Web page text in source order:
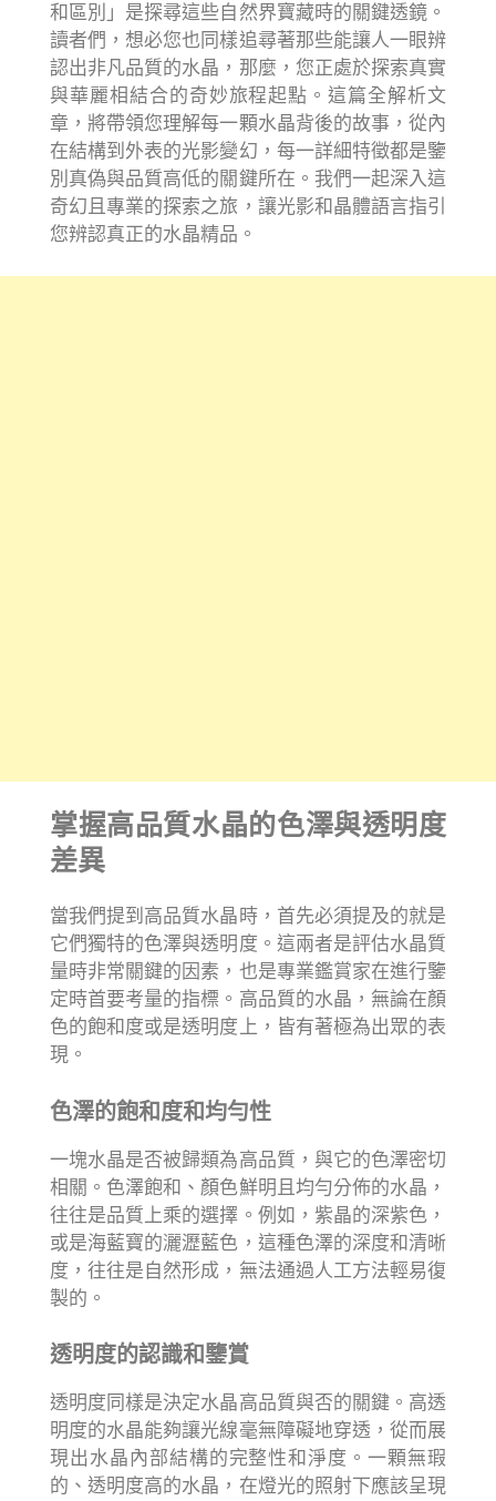
和區別」是探尋這些自然界寶藏時的關鍵透鏡。
讀者們，想必您也同樣追尋著那些能讓人一眼辨
認出非凡品質的水晶，那麼，您正處於探索真實
與華麗相結合的奇妙旅程起點。這篇全解析文
章，將帶領您理解每一顆水晶背後的故事，從內
在結構到外表的光影變幻，每一詳細特徵都是鑒
別真偽與品質高低的關鍵所在。我們一起深入這
奇幻且專業的探索之旅，讓光影和晶體語言指引
您辨認真正的水晶精品。
掌握高品質水晶的色澤與透明度
差異
當我們提到高品質水晶時，首先必須提及的就是
它們獨特的色澤與透明度。這兩者是評估水晶質
量時非常關鍵的因素，也是專業鑑賞家在進行鑒
定時首要考量的指標。高品質的水晶，無論在顏
色的飽和度或是透明度上，皆有著極為出眾的表
現。
色澤的飽和度和均勻性
一塊水晶是否被歸類為高品質，與它的色澤密切
相關。色澤飽和、顏色鮮明且均勻分佈的水晶，
往往是品質上乘的選擇。例如，紫晶的深紫色，
或是海藍寶的灑瀝藍色，這種色澤的深度和清晰
度，往往是自然形成，無法通過人工方法輕易復
製的。
透明度的認識和鑒賞
透明度同樣是決定水晶高品質與否的關鍵。高透
明度的水晶能夠讓光線毫無障礙地穿透，從而展
現出水晶內部結構的完整性和淨度。一顆無瑕
的、透明度高的水晶，在燈光的照射下應該呈現